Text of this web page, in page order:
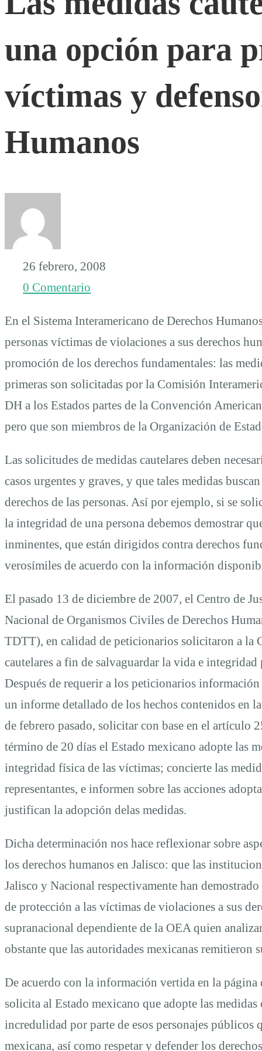
cautelares
de
la
CIDH,
una
opción
para
proteger
a
las
víctimas
y
defensores
de
Derechos
Humanos
una opción para
víctimas y
Humanos
26 febrero, 2008
0 Comentario
En el Sistema Interamericano de Derechos
personas víctimas de violaciones a sus derechos
promoción de los derechos fundamentales: las
primeras son solicitadas por la Comisión
DH a los Estados partes de la Convención
pero que son miembros de la Organización de
Las solicitudes de medidas cautelares deben
casos urgentes y graves, y que tales medidas
derechos de las personas. Así por ejemplo, si se
la integridad de una persona debemos demostrar
inminentes, que están dirigidos contra derechos
verosímiles de acuerdo con la información
El pasado 13 de diciembre de 2007, el Centro de
Nacional de Organismos Civiles de Derechos
TDTT), en calidad de peticionarios solicitaron a la
cautelares a fin de salvaguardar la vida e
Después de requerir a los peticionarios
un informe detallado de los hechos contenidos en
de febrero pasado, solicitar con base en el artículo
término de 20 días el Estado mexicano adopte las
integridad física de las víctimas; concierte las
representantes, e informen sobre las acciones
justifican la adopción delas medidas.
Dicha determinación nos hace reflexionar sobre
los derechos humanos en Jalisco: que las
Jalisco y Nacional respectivamente han
de protección a las víctimas de violaciones a sus
supranacional dependiente de la OEA quien
obstante que las autoridades mexicanas remitieron
De acuerdo con la información vertida en la
solicita al Estado mexicano que adopte las
incredulidad por parte de esos personajes
mexicana, así como respetar y defender los